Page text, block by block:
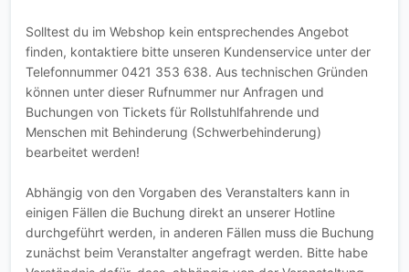
Solltest du im Webshop kein entsprechendes Angebot
finden, kontaktiere bitte unseren Kundenservice unter der
Telefonnummer 0421 353 638. Aus technischen Gründen
können unter dieser Rufnummer nur Anfragen und
Buchungen von Tickets für Rollstuhlfahrende und
Menschen mit Behinderung (Schwerbehinderung)
bearbeitet werden!
Abhängig von den Vorgaben des Veranstalters kann in
einigen Fällen die Buchung direkt an unserer Hotline
durchgeführt werden, in anderen Fällen muss die Buchung
zunächst beim Veranstalter angefragt werden. Bitte habe